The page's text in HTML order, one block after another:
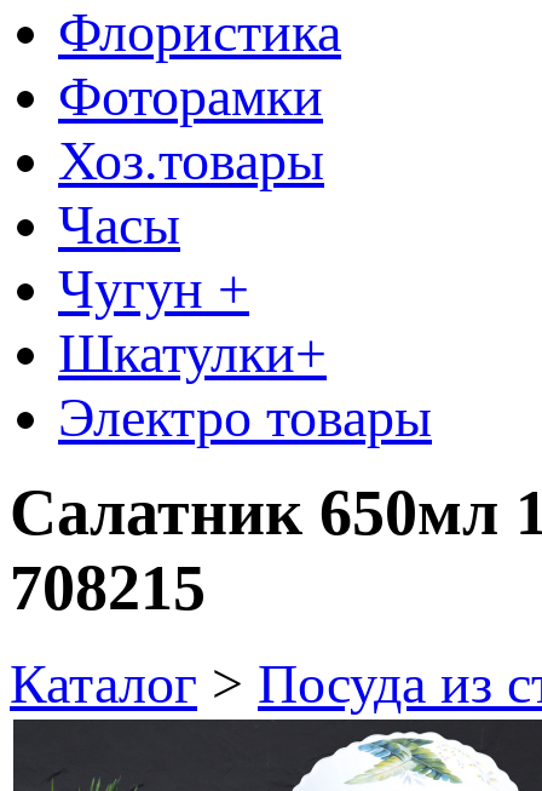
Флористика
Фоторамки
Хоз.товары
Часы
Чугун +
Шкатулки+
Электро товары
Салатник 650мл
708215
Каталог > Посуда из